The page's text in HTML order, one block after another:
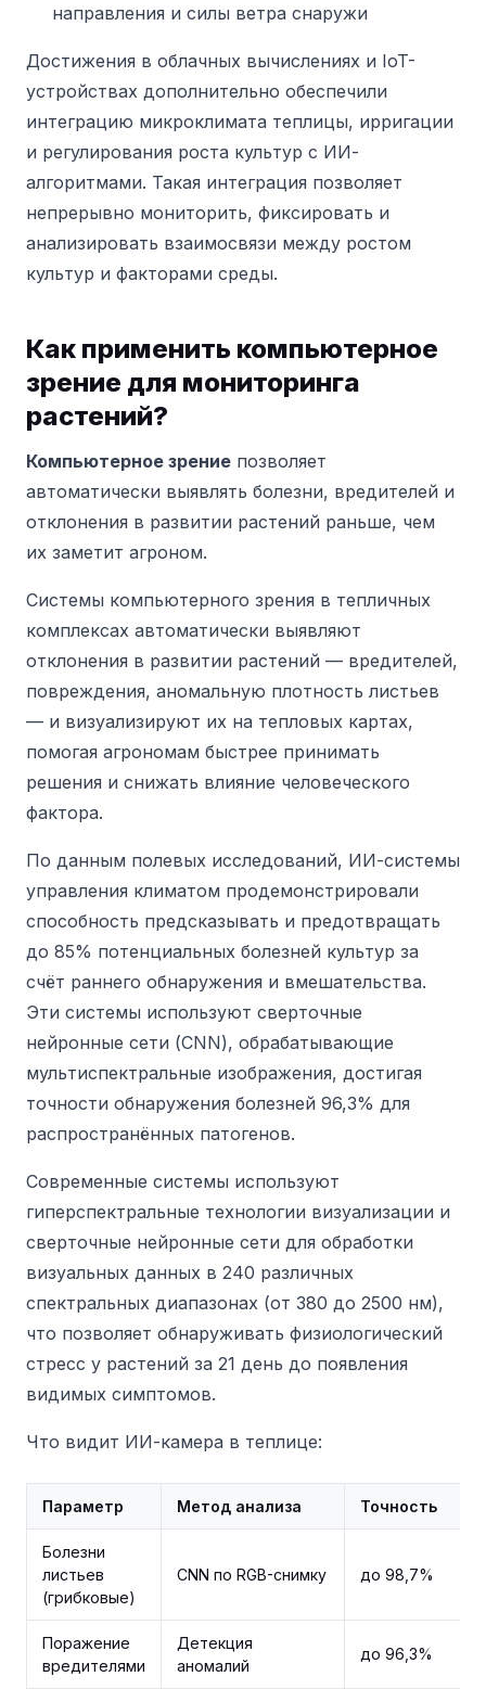
направления и силы ветра снаружи
Достижения в облачных вычислениях и IoT-
устройствах дополнительно обеспечили
интеграцию микроклимата теплицы, ирригации
и регулирования роста культур с ИИ-
алгоритмами. Такая интеграция позволяет
непрерывно мониторить, фиксировать и
анализировать взаимосвязи между ростом
культур и факторами среды.
Как применить компьютерное
зрение для мониторинга
растений?
Компьютерное зрение позволяет
автоматически выявлять болезни, вредителей и
отклонения в развитии растений раньше, чем
их заметит агроном.
Системы компьютерного зрения в тепличных
комплексах автоматически выявляют
отклонения в развитии растений — вредителей,
повреждения, аномальную плотность листьев
— и визуализируют их на тепловых картах,
помогая агрономам быстрее принимать
решения и снижать влияние человеческого
фактора.
По данным полевых исследований, ИИ-системы
управления климатом продемонстрировали
способность предсказывать и предотвращать
до 85% потенциальных болезней культур за
счёт раннего обнаружения и вмешательства.
Эти системы используют сверточные
нейронные сети (CNN), обрабатывающие
мультиспектральные изображения, достигая
точности обнаружения болезней 96,3% для
распространённых патогенов.
Современные системы используют
гиперспектральные технологии визуализации и
сверточные нейронные сети для обработки
визуальных данных в 240 различных
спектральных диапазонах (от 380 до 2500 нм),
что позволяет обнаруживать физиологический
стресс у растений за 21 день до появления
видимых симптомов.
Что видит ИИ-камера в теплице:
Параметр Метод анализа Точность
Болезни
листьев
(грибковые)
CNN по RGB-снимку до 98,7%
Поражение
вредителями
Детекция
аномалий
до 96,3%